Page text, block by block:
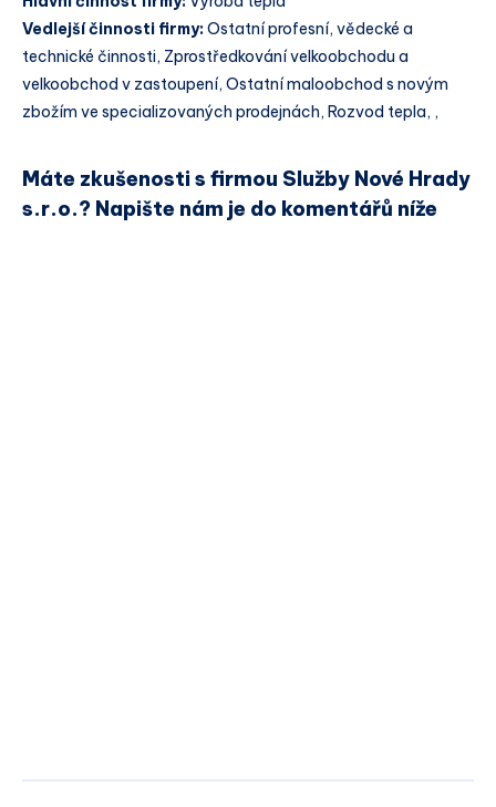
Vedlejší činnosti firmy:Ostatní profesní, vědecké a
technické činnosti, Zprostředkování velkoobchodu a
velkoobchod v zastoupení, Ostatní maloobchod s novým
zbožím ve specializovaných prodejnách, Rozvod tepla, ,
Máte zkušenosti s firmou Služby Nové Hrady
s.r.o.? Napište nám je do komentářů níže